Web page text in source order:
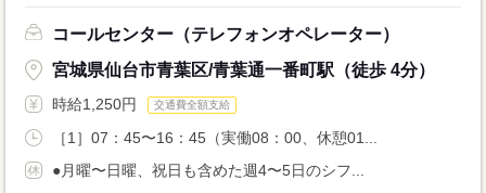
コールセンター（テレフォンオペレーター）
宮城県仙台市青葉区/青葉通一番町駅（徒歩 4分）
時給1,250円 交通費全額支給
［1］07：45〜16：45（実働08：00、休憩01...
●月曜〜日曜、祝日も含めた週4〜5日のシフ...